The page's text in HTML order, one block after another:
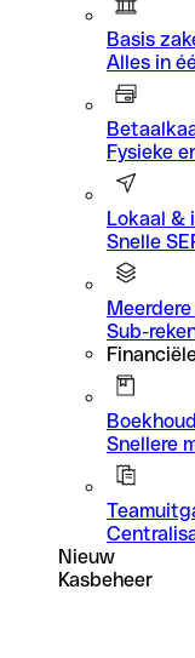
Basis
Alles in
Fysieke
Lokaal &
Snelle
Sub-
Snellere
Nieuw
Kasbeheer